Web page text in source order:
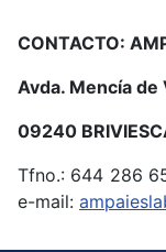
CONTACTO:
Avda. Mencía de
09240
Tfno.: 644
e-mail: